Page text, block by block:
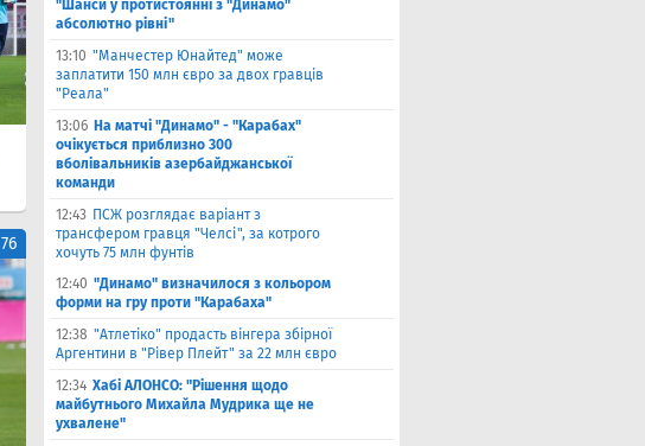
76
"Шанси у протистоянні з "Динамо"
абсолютно рівні"
13:10 "Манчестер Юнайтед" може
заплатити 150 млн євро за двох гравців
"Реала"
13:06 На матчі "Динамо" - "Карабах"
очікується приблизно 300
вболівальників азербайджанської
команди
12:43 ПСЖ розглядає варіант з
трансфером гравця "Челсі", за котрого
хочуть 75 млн фунтів
12:40 "Динамо" визначилося з кольором
форми на гру проти "Карабаха"
12:38 "Атлетіко" продасть вінгера збірної
Аргентини в "Рівер Плейт" за 22 млн євро
12:34 Хабі АЛОНСО: "Рішення щодо
майбутнього Михайла Мудрика ще не
ухвалене"